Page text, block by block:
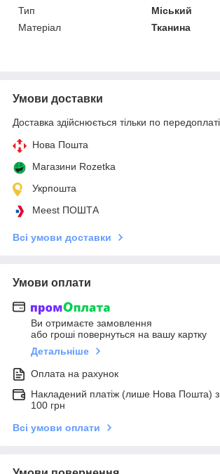
Тип
Міський
Матеріал
Тканина
Умови доставки
Доставка здійснюється тільки по передоплаті.
Нова Пошта
Магазини Rozetka
Укрпошта
Meest ПОШТА
Всі умови доставки
Умови оплати
Ви отримаєте замовлення
або гроші повернуться на вашу картку
Детальніше
Оплата на рахунок
Накладений платіж (лише Нова Пошта)
100 грн
Всі умови оплати